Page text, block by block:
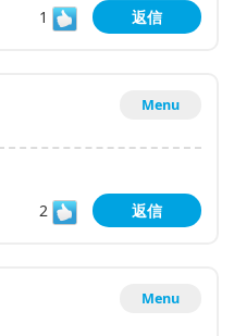
1
返信
Menu
2
返信
Menu